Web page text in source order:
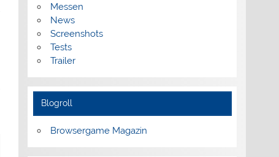
Messen
News
Screenshots
Tests
Trailer
Blogroll
Browsergame Magazin